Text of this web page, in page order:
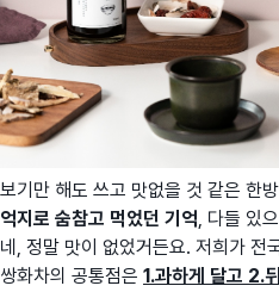
보기만 해도 쓰고 맛없을 것 같은 한
억지로 숨참고 먹었던 기억, 다들 있
네, 정말 맛이 없었거든요. 저희가 전
쌍화차의 공통점은 1.과하게 달고 2.